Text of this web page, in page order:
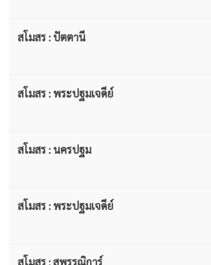
สโมสร : ปัตตานี
สโมสร : พระปฐมเจดีย์
สโมสร : นครปฐม
สโมสร : พระปฐมเจดีย์
สโมสร : สุพรรณิการ์